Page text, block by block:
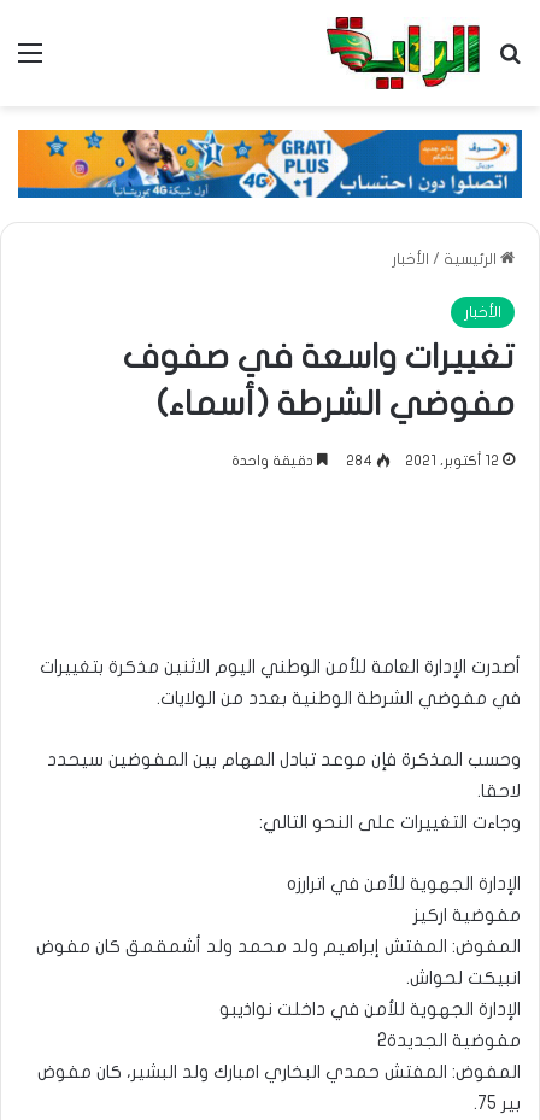
بحث عن
الرئيسية / الأخبار
الأخبار
تغييرات واسعة في صفوف
مفوضي الشرطة (أسماء)
12 أكتوبر، 2021 284 دقيقة واحدة
أصدرت الإدارة العامة للأمن الوطني اليوم الاثنين مذكرة بتغييرات
في مفوضي الشرطة الوطنية بعدد من الولايات.
وحسب المذكرة فإن موعد تبادل المهام بين المفوضين سيحدد
لاحقا.
وجاءت التغييرات على النحو التالي:
الإدارة الجهوية للأمن في اترارزه
مفوضية اركيز
المفوض: المفتش إبراهيم ولد محمد ولد أشمقمق كان مفوض
انبيكت لحواش.
الإدارة الجهوية للأمن في داخلت نواذيبو
مفوضية الجديدة2
المفوض: المفتش حمدي البخاري امبارك ولد البشير، كان مفوض
بير 75.